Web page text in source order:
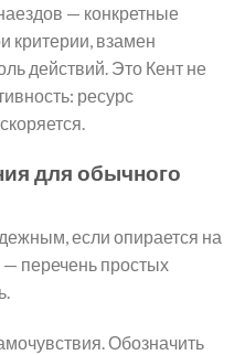
— конкретные
критерии, взамен
действий. Это Кент не
ресурс
для обычного
если опирается на
перечень простых
Обозначить